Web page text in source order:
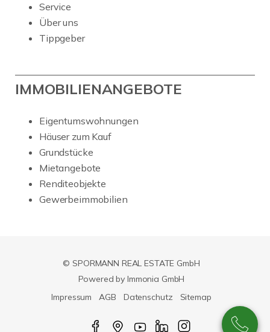
Service
Über uns
Tippgeber
IMMOBILIENANGEBOTE
Eigentumswohnungen
Häuser zum Kauf
Grundstücke
Mietangebote
Renditeobjekte
Gewerbeimmobilien
© SPORMANN REAL ESTATE GmbH
Powered by Immonia GmbH
Impressum
AGB Datenschutz Sitemap